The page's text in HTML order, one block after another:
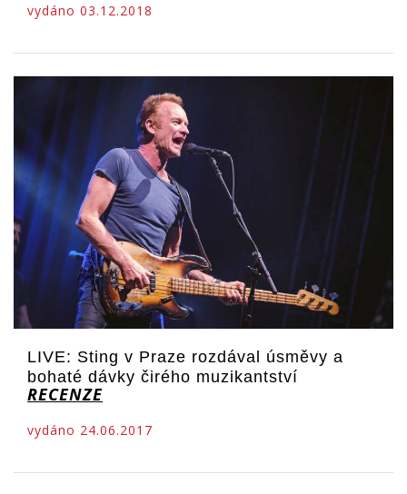
vydáno 03.12.2018
LIVE: Sting v Praze rozdával úsměvy a
bohaté dávky čirého muzikantství
RECENZE
vydáno 24.06.2017